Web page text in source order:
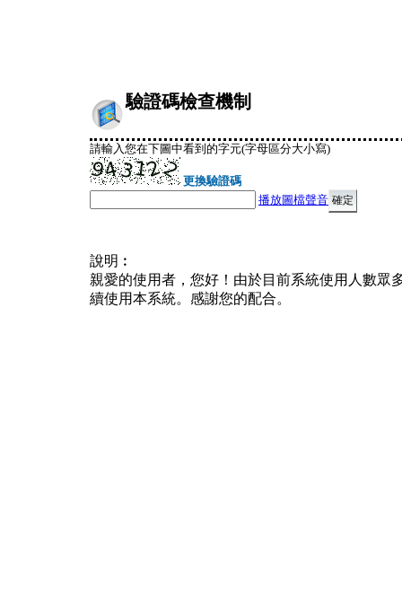
驗證碼檢查機制
請輸入您在下圖中看到的字元(字母區分大小寫)
更換驗證碼
播放圖檔聲音
說明︰
親愛的使用者，您好！由於目前系統使用人數眾
續使用本系統。感謝您的配合。